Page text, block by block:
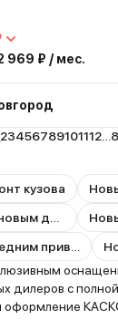
969 ₽ / мес.
23456789101112
кузова
дилеров с